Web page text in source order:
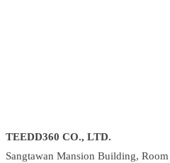
TEEDD360 CO., LTD.
Sangtawan Mansion Building,